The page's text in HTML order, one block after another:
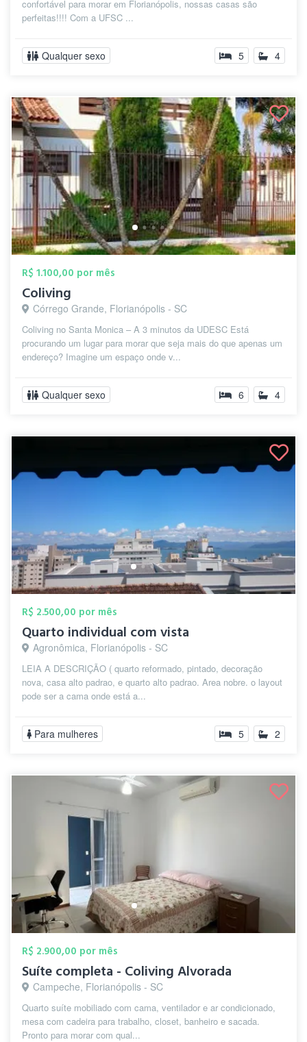
confortável para morar em Florianópolis, nossas casas são
perfeitas!!!! Com a UFSC ...
Qualquer sexo 5 4
R$ 1.100,00 por mês
Coliving
Córrego Grande, Florianópolis - SC
Coliving no Santa Monica – A 3 minutos da UDESC Está
procurando um lugar para morar que seja mais do que apenas um
endereço? Imagine um espaço onde v...
Qualquer sexo 6 4
R$ 2.500,00 por mês
Quarto individual com vista
Agronômica, Florianópolis - SC
LEIA A DESCRIÇÃO ( quarto reformado, pintado, decoração
nova, casa alto padrao, e quarto alto padrao. Area nobre. o layout
pode ser a cama onde está a...
Para mulheres 5 2
R$ 2.900,00 por mês
Suíte completa - Coliving Alvorada
Campeche, Florianópolis - SC
Quarto suíte mobiliado com cama, ventilador e ar condicionado,
mesa com cadeira para trabalho, closet, banheiro e sacada.
Pronto para morar com qual...